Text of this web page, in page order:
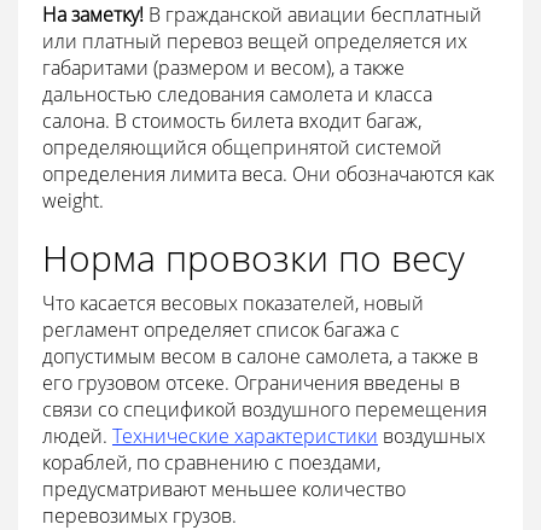
На заметку! В гражданской авиации бесплатный
или платный перевоз вещей определяется их
габаритами (размером и весом), а также
дальностью следования самолета и класса
салона. В стоимость билета входит багаж,
определяющийся общепринятой системой
определения лимита веса. Они обозначаются как
weight.
Норма провозки по весу
Что касается весовых показателей, новый
регламент определяет список багажа с
допустимым весом в салоне самолета, а также в
его грузовом отсеке. Ограничения введены в
связи со спецификой воздушного перемещения
людей. Технические характеристики воздушных
кораблей, по сравнению с поездами,
предусматривают меньшее количество
перевозимых грузов.